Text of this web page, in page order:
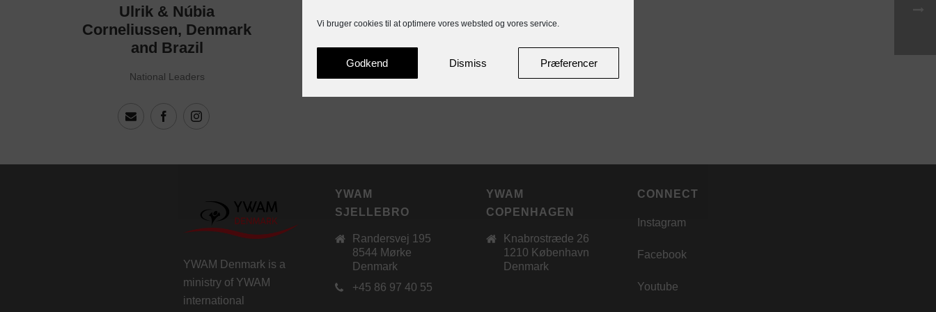
Vi bruger cookies til at optimere vores websted og vores service.
Godkend Dismiss Præferencer
Ulrik & Núbia
Corneliussen, Denmark
and Brazil
National Leaders
YWAM Denmark is a
ministry of YWAM
international
YWAM
SJELLEBRO
Randersvej 195
8544 Mørke
Denmark
+45 86 97 40 55
YWAM
COPENHAGEN
Knabrostræde 26
1210 København
Denmark
CONNECT
Instagram
Facebook
Youtube